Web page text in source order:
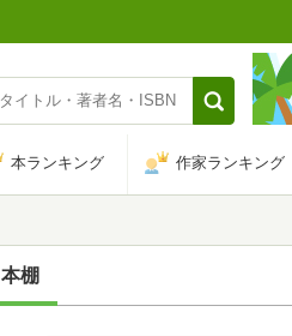
本ランキング 作家ランキング
本棚